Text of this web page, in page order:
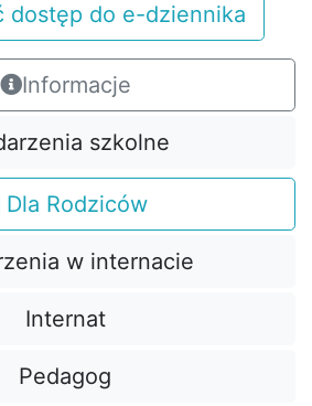
dostęp do e-dziennika
Informacje
szkolne
Dla Rodziców
w internacie
Internat
Pedagog